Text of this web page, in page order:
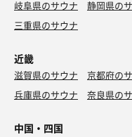
岐阜県のサウナ 静岡県の
三重県のサウナ
近畿
滋賀県のサウナ 京都府の
兵庫県のサウナ
奈良県の
中国・四国